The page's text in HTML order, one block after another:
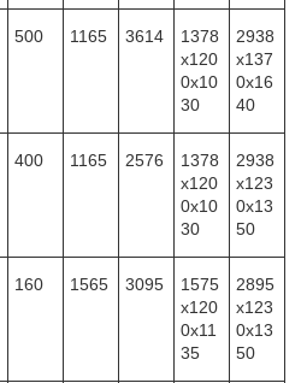
500 1165 3614
1378
x120
0x10
30
2938
x137
0x16
40
400 1165 2576
1378
x120
0x10
30
2938
x123
0x13
50
160 1565 3095
1575
x120
0x11
35
2895
x123
0x13
50